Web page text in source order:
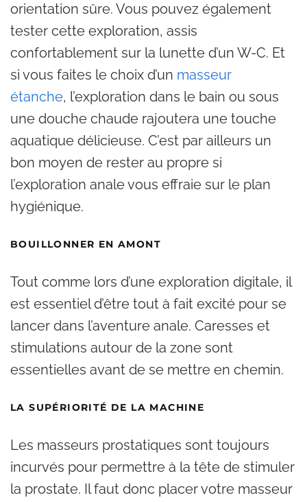
orientation sûre. Vous pouvez également
tester cette exploration, assis
confortablement sur la lunette d’un W-C. Et
si vous faites le choix d’un masseur
étanche, l’exploration dans le bain ou sous
une douche chaude rajoutera une touche
aquatique délicieuse. C’est par ailleurs un
bon moyen de rester au propre si
l’exploration anale vous effraie sur le plan
hygiénique.
BOUILLONNER EN AMONT
Tout comme lors d’une exploration digitale, il
est essentiel d’être tout à fait excité pour se
lancer dans l’aventure anale. Caresses et
stimulations autour de la zone sont
essentielles avant de se mettre en chemin.
LA SUPÉRIORITÉ DE LA MACHINE
Les masseurs prostatiques sont toujours
incurvés pour permettre à la tête de stimuler
la prostate. Il faut donc placer votre masseur